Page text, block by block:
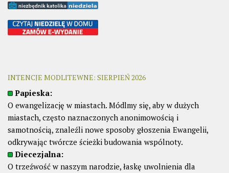
INTENCJE MODLITEWNE: SIERPIEŃ 2026
Papieska:
O ewangelizację w miastach. Módlmy się, aby w dużych
miastach, często naznaczonych anonimowością i
samotnością, znaleźli nowe sposoby głoszenia Ewangelii,
odkrywając twórcze ścieżki budowania wspólnoty.
Diecezjalna:
O trzeźwość w naszym narodzie, łaskę uwolnienia dla